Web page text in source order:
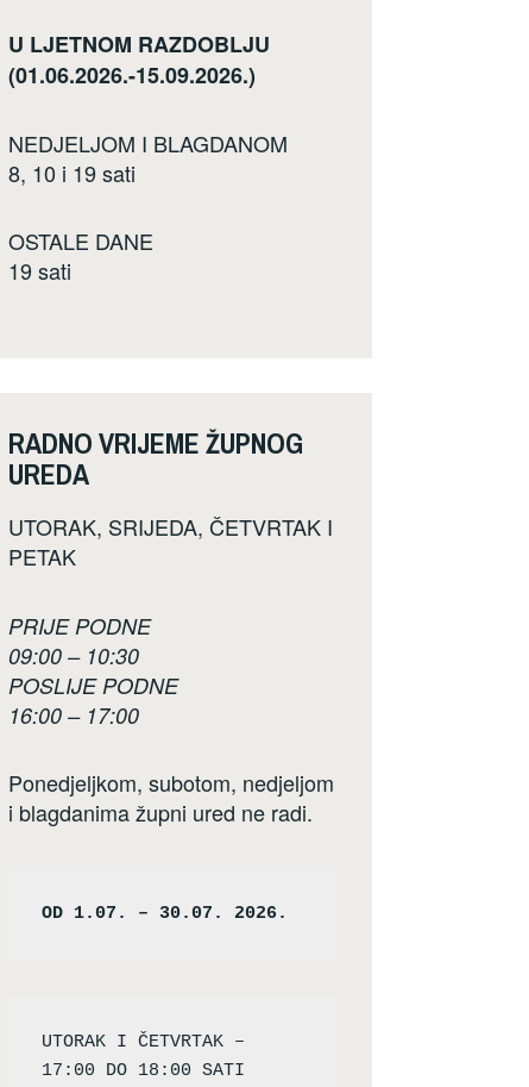
U LJETNOM RAZDOBLJU
(01.06.2026.-15.09.2026.)
NEDJELJOM I BLAGDANOM
8, 10 i 19 sati
OSTALE DANE
19 sati
RADNO VRIJEME ŽUPNOG
UREDA
UTORAK, SRIJEDA, ČETVRTAK I
PETAK
PRIJE PODNE
09:00 – 10:30
POSLIJE PODNE
16:00 – 17:00
Ponedjeljkom, subotom, nedjeljom
i blagdanima župni ured ne radi.
OD 1.07. – 30.07. 2026.
UTORAK I ČETVRTAK –
17:00 DO 18:00 SATI